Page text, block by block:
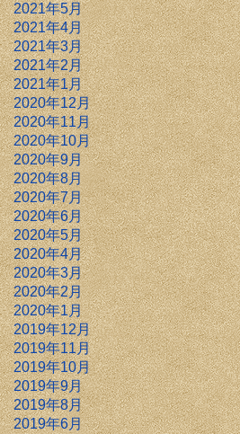
2021年5月
2021年4月
2021年3月
2021年2月
2021年1月
2020年12月
2020年11月
2020年10月
2020年9月
2020年8月
2020年7月
2020年6月
2020年5月
2020年4月
2020年3月
2020年2月
2020年1月
2019年12月
2019年11月
2019年10月
2019年9月
2019年8月
2019年6月